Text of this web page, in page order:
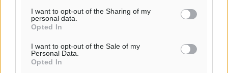
I want to opt-out of the Sharing of my
personal data.
Opted In
I want to opt-out of the Sale of my
Personal Data.
Opted In